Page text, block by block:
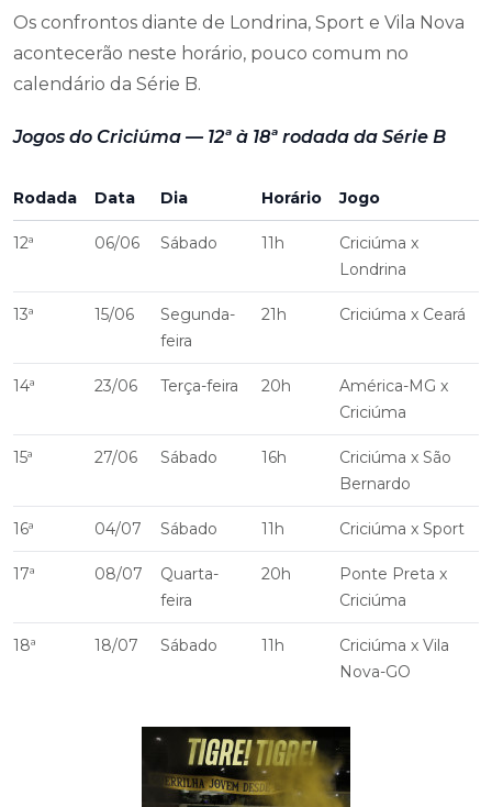
Os confrontos diante de Londrina, Sport e Vila Nova
acontecerão neste horário, pouco comum no
calendário da Série B.
Jogos do Criciúma — 12ª à 18ª rodada da Série B
Rodada Data Dia Horário Jogo
12ª 06/06 Sábado 11h
Criciúma x
Londrina
13ª 15/06
Segunda-
feira
21h Criciúma x Ceará
14ª 23/06 Terça-feira 20h
América-MG x
Criciúma
15ª 27/06 Sábado 16h
Criciúma x São
Bernardo
16ª 04/07 Sábado 11h Criciúma x Sport
17ª 08/07
Quarta-
feira
20h
Ponte Preta x
Criciúma
18ª 18/07 Sábado 11h
Criciúma x Vila
Nova-GO